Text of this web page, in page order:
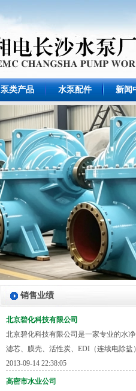
泵类产品 水泵配件 新闻
销售业绩
北京碧化科技有限公司
北京碧化科技有限公司是一家专业的水
滤芯、膜壳、活性炭、EDI（连续电除盐
2013-09-14 22:38:05
高密市水业公司